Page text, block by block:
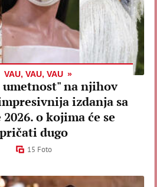
VAU, VAU, VAU
umetnost" na njihov
izdanja sa
o kojima će se
pričati dugo
15 Foto